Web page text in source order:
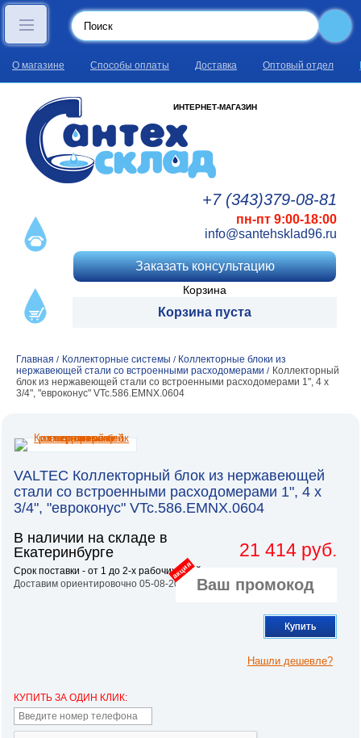
О магазине Способы оплаты Доставка Оптовый отдел
ИНТЕРНЕТ-МАГАЗИН
+7 (343)379-08-81
пн-пт 9:00-18:00
info@santehsklad96.ru
Заказать консультацию
Корзина
Корзина пуста
Главная / Коллекторные системы / Коллекторные блоки из
нержавеющей стали со встроенными расходомерами / Коллекторный
блок из нержавеющей стали со встроенными расходомерами 1", 4 x
3/4", "евроконус" VTc.586.EMNX.0604
VALTEC Коллекторный блок из нержавеющей
стали со встроенными расходомерами 1", 4 x
3/4", "евроконус" VTc.586.EMNX.0604
В наличии на складе в
Екатеринбурге
Срок поставки - от 1 до 2-х рабочих дней.
Доставим ориентировочно 05-08-2026
21 414 руб.
акция
Купить
Нашли дешевле?
КУПИТЬ ЗА ОДИН КЛИК: